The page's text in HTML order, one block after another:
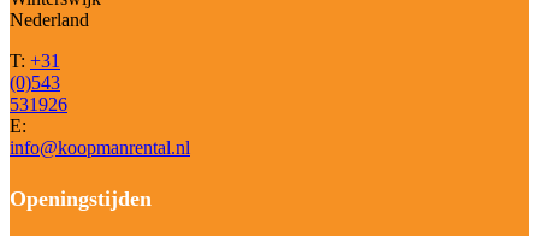
Nederland
T: +31
(0)543
531926
E:
info@koopmanrental.nl
Openingstijden